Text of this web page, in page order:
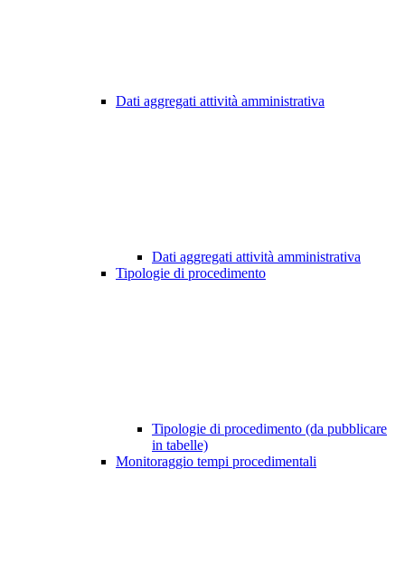
Dati aggregati attività amministrativa
Dati aggregati attività amministrativa
Tipologie di procedimento
Tipologie di procedimento (da pubblicare
in tabelle)
Monitoraggio tempi procedimentali